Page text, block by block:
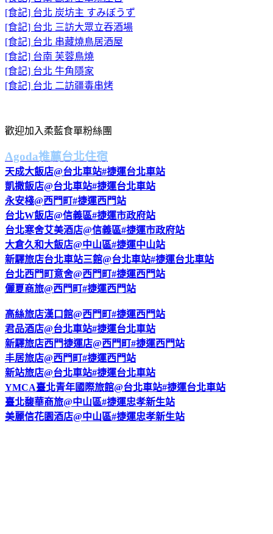
[食記] 台北 炭坊主 すみぼうず
[食記] 台北 三訪大眾立吞酒場
[食記] 台北 串藏燒鳥居酒屋
[食記] 台南 芙蓉鳥燒
[食記] 台北 牛角隱家
[食記] 台北 二訪疆毒串烤
歡迎加入柔藍食單粉絲團
Agoda推薦台北住宿
天成大飯店@台北車站#捷運台北車站
凱撒飯店@台北車站#捷運台北車站
永安棧@西門町#捷運西門站
台北W飯店@信義區#捷運市政府站
台北寒舍艾美酒店@信義區#捷運市政府站
大倉久和大飯店@中山區#捷運中山站
新驛旅店台北車站三館@台北車站#捷運台北車站
台北西門町意舍@西門町#捷運西門站
儷夏商旅@西門町#捷運西門站
高絲旅店漢口館@西門町#捷運西門站
君品酒店@台北車站#捷運台北車站
新驛旅店西門捷運店@西門町#捷運西門站
丰居旅店@西門町#捷運西門站
新站旅店@台北車站#捷運台北車站
YMCA臺北青年國際旅館@台北車站#捷運台北車站
臺北馥華商旅@中山區#捷運忠孝新生站
美麗信花園酒店@中山區#捷運忠孝新生站